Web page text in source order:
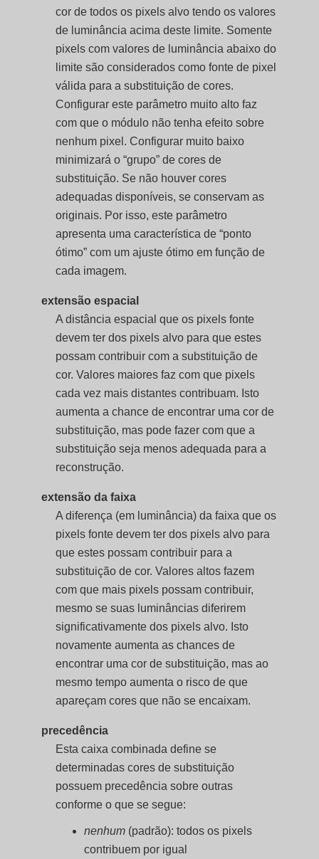
cor de todos os pixels alvo tendo os valores
de luminância acima deste limite. Somente
pixels com valores de luminância abaixo do
limite são considerados como fonte de pixel
válida para a substituição de cores.
Configurar este parâmetro muito alto faz
com que o módulo não tenha efeito sobre
nenhum pixel. Configurar muito baixo
minimizará o “grupo” de cores de
substituição. Se não houver cores
adequadas disponíveis, se conservam as
originais. Por isso, este parâmetro
apresenta uma característica de “ponto
ótimo” com um ajuste ótimo em função de
cada imagem.
extensão espacial
A distância espacial que os pixels fonte
devem ter dos pixels alvo para que estes
possam contribuir com a substituição de
cor. Valores maiores faz com que pixels
cada vez mais distantes contribuam. Isto
aumenta a chance de encontrar uma cor de
substituição, mas pode fazer com que a
substituição seja menos adequada para a
reconstrução.
extensão da faixa
A diferença (em luminância) da faixa que os
pixels fonte devem ter dos pixels alvo para
que estes possam contribuir para a
substituição de cor. Valores altos fazem
com que mais pixels possam contribuir,
mesmo se suas luminâncias diferirem
significativamente dos pixels alvo. Isto
novamente aumenta as chances de
encontrar uma cor de substituição, mas ao
mesmo tempo aumenta o risco de que
apareçam cores que não se encaixam.
precedência
Esta caixa combinada define se
determinadas cores de substituição
possuem precedência sobre outras
conforme o que se segue:
nenhum (padrão): todos os pixels
contribuem por igual